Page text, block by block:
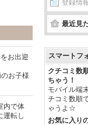
お出迎
お子様
内で体
運転し
登録情
最近見
スマートフ
クチコミ数
ちゃう！
モバイル端
チコミ数順
ゃうよ☆
お気に入り